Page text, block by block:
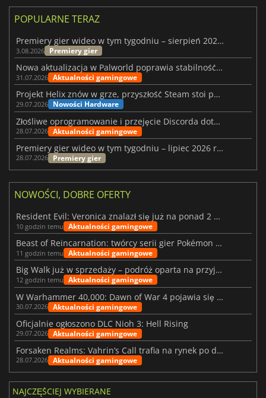
POPULARNE TERAZ
Premiery gier wideo w tym tygodniu – sierpień 2026 r. (32. tydzień)
3.08.2026 Premiery gier
Nowa aktualizacja w Palworld poprawia stabilność Sunreach i walk z bossami
31.07.2026 Aktualności gamingowe
Projekt Helix znów w grze, przyszłość Steam stoi pod znakiem zapytania
29.07.2026 Nowości Hardware
Złośliwe oprogramowanie i przejęcie Discorda dotknęły Meccha Chameleon
28.07.2026 Aktualności gamingowe
Premiery gier wideo w tym tygodniu – lipiec 2026 r. (tydzień 31)
28.07.2026 Premiery gier
NOWOŚCI, DOBRE OFERTY
Resident Evil: Veronica znalazł się już na ponad 2 milionach list życzeń
10 godzin temu Aktualności gamingowe
Beast of Reincarnation: twórcy serii gier Pokémon wkraczają na nową ścieżkę
11 godzin temu Aktualności gamingowe
Big Walk już w sprzedaży – podróż oparta na przyjaźni
12 godzin temu Aktualności gamingowe
W Warhammer 40,000: Dawn of War 4 pojawia się frakcja Nekronów
30.07.2026 Aktualności gamingowe
Oficjalnie ogłoszono DLC Nioh 3: Hell Rising
29.07.2026 Aktualności gamingowe
Forsaken Realms: Vahrin’s Call trafia na rynek po dziesięciu latach prac
28.07.2026 Aktualności gamingowe
NAJCZĘŚCIEJ WYBIERANE